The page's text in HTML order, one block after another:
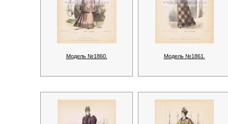
Модель №1860. Модель №1861.